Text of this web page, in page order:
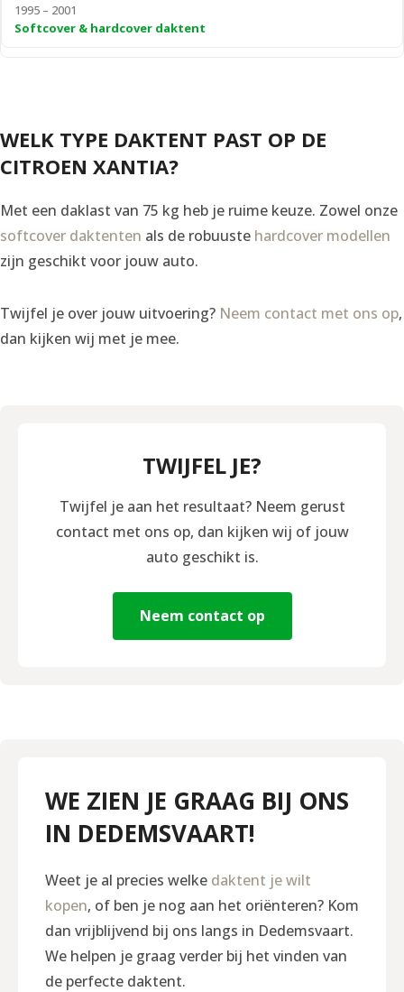
1995 – 2001
Softcover & hardcover daktent
WELK TYPE DAKTENT PAST OP DE
CITROEN XANTIA?
Met een daklast van 75 kg heb je ruime keuze. Zowel onze
softcover daktenten als de robuuste hardcover modellen
zijn geschikt voor jouw auto.
Twijfel je over jouw uitvoering? Neem contact met ons op,
dan kijken wij met je mee.
TWIJFEL JE?
Twijfel je aan het resultaat? Neem gerust
contact met ons op, dan kijken wij of jouw
auto geschikt is.
Neem contact op
WE ZIEN JE GRAAG BIJ ONS
IN DEDEMSVAART!
Weet je al precies welke daktent je wilt
kopen, of ben je nog aan het oriënteren? Kom
dan vrijblijvend bij ons langs in Dedemsvaart.
We helpen je graag verder bij het vinden van
de perfecte daktent.